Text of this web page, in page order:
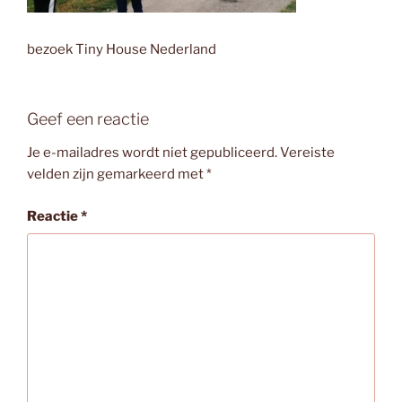
bezoek Tiny House Nederland
Geef een reactie
Je e-mailadres wordt niet gepubliceerd.Vereiste
velden zijn gemarkeerd met*
Reactie*